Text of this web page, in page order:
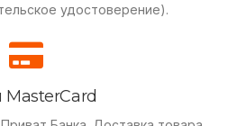
удостоверение).
MasterCard